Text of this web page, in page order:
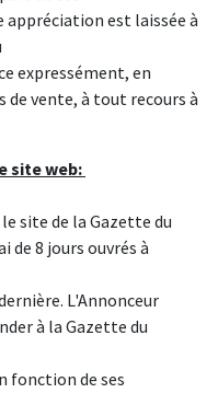
est laissée à
expressément, en
vente, à tout recours à
site web:
site de la Gazette du
de 8 jours ouvrés à
L'Annonceur
à la Gazette du
fonction de ses